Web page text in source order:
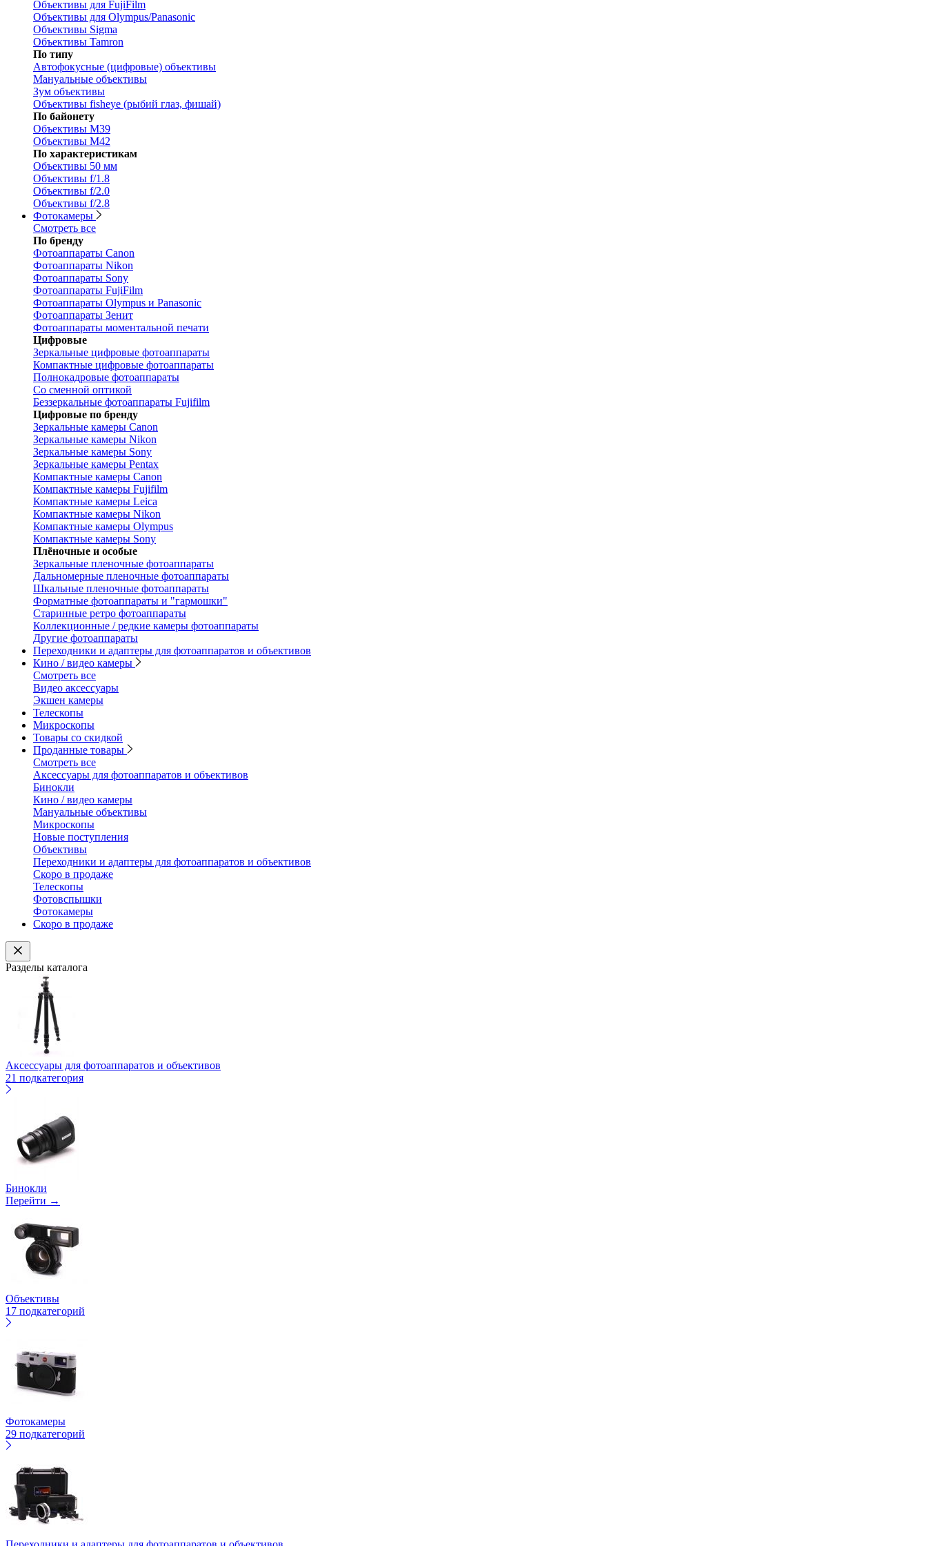
Объективы для FujiFilm
Объективы для Olympus/Panasonic
Объективы Sigma
Объективы Tamron
По типу
Автофокусные (цифровые) объективы
Мануальные объективы
Зум объективы
Объективы fisheye (рыбий глаз, фишай)
По байонету
Объективы M39
Объективы M42
По характеристикам
Объективы 50 мм
Объективы f/1.8
Объективы f/2.0
Объективы f/2.8
Фотокамеры
Смотреть все
По бренду
Фотоаппараты Canon
Фотоаппараты Nikon
Фотоаппараты Sony
Фотоаппараты FujiFilm
Фотоаппараты Olympus и Panasonic
Фотоаппараты Зенит
Фотоаппараты моментальной печати
Цифровые
Зеркальные цифровые фотоаппараты
Компактные цифровые фотоаппараты
Полнокадровые фотоаппараты
Со сменной оптикой
Беззеркальные фотоаппараты Fujifilm
Цифровые по бренду
Зеркальные камеры Canon
Зеркальные камеры Nikon
Зеркальные камеры Sony
Зеркальные камеры Pentax
Компактные камеры Canon
Компактные камеры Fujifilm
Компактные камеры Leica
Компактные камеры Nikon
Компактные камеры Olympus
Компактные камеры Sony
Плёночные и особые
Зеркальные пленочные фотоаппараты
Дальномерные пленочные фотоаппараты
Шкальные пленочные фотоаппараты
Форматные фотоаппараты и "гармошки"
Старинные ретро фотоаппараты
Коллекционные / редкие камеры фотоаппараты
Другие фотоаппараты
Переходники и адаптеры для фотоаппаратов и объективов
Кино / видео камеры
Смотреть все
Видео аксессуары
Экшен камеры
Телескопы
Микроскопы
Товары со скидкой
Проданные товары
Смотреть все
Аксессуары для фотоаппаратов и объективов
Бинокли
Кино / видео камеры
Мануальные объективы
Микроскопы
Новые поступления
Объективы
Переходники и адаптеры для фотоаппаратов и объективов
Скоро в продаже
Телескопы
Фотовспышки
Фотокамеры
Скоро в продаже
Разделы каталога
Аксессуары для фотоаппаратов и объективов
21 подкатегория
Бинокли
Перейти →
Объективы
17 подкатегорий
Фотокамеры
29 подкатегорий